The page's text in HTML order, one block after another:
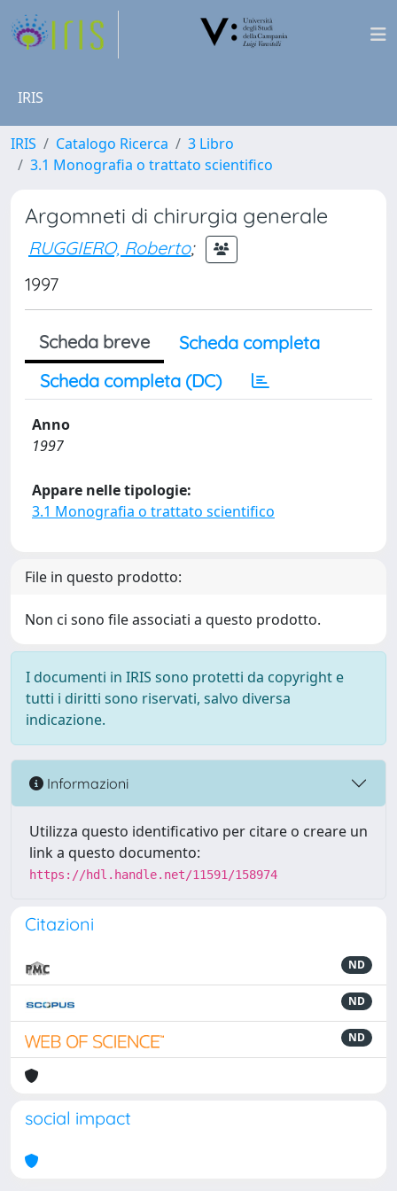
IRIS
IRIS Catalogo Ricerca
3 Libro
3.1 Monografia o trattato scientifico
Argomneti di chirurgia generale
RUGGIERO, Roberto;
1997
Scheda breve
Scheda completa
Scheda completa (DC)
Anno
1997
Appare nelle tipologie:
3.1 Monografia o trattato scientifico
File in questo prodotto:
Non ci sono file associati a questo prodotto.
I documenti in IRIS sono protetti da copyright e
tutti i diritti sono riservati, salvo diversa
indicazione.
Informazioni
Utilizza questo identificativo per citare o creare un
link a questo documento:
https://hdl.handle.net/11591/158974
Citazioni
ND
ND
ND
social impact